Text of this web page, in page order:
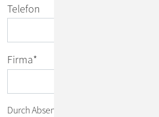
Telefon
Firma*
Durch Absenden des Formulars